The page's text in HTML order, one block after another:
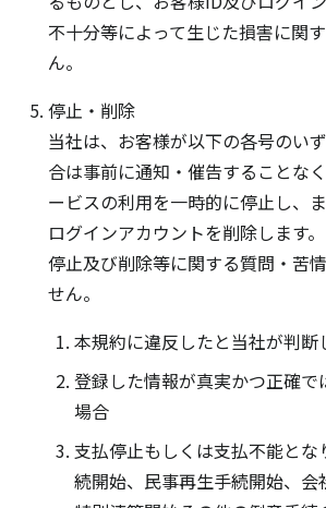
不十分等によって生じた損害に関
ん。
停止・削除
当社は、お客様が以下の各号のい
合は事前に通知・催告することな
ービスの利用を一時的に停止し、
ログインアカウントを削除します
停止及び削除等に関する質問・苦
せん。
本規約に違反したと当社が判断
登録した情報が真実かつ正確で
場合
支払停止もしくは支払不能とな
続開始、民事再生手続開始、会